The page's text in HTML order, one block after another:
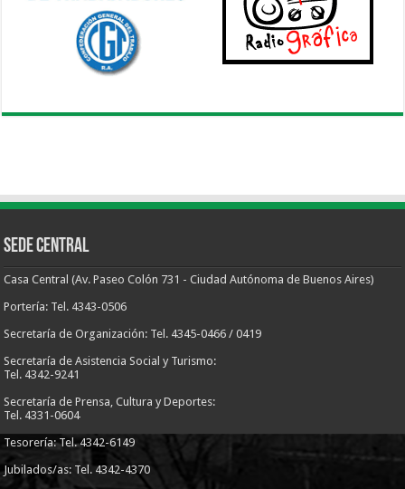
Sede Central
Casa Central (Av. Paseo Colón 731 - Ciudad Autónoma de Buenos Aires)
Portería: Tel. 4343-0506
Secretaría de Organización: Tel. 4345-0466 / 0419
Secretaría de Asistencia Social y Turismo:
Tel. 4342-9241
Secretaría de Prensa, Cultura y Deportes:
Tel. 4331-0604
Tesorería: Tel. 4342-6149
Jubilados/as: Tel. 4342-4370